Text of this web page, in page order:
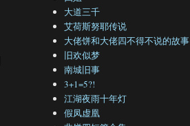
大道三千
艾荷斯努耶传说
大佬饼和大佬四不得不说的故事
旧欢似梦
南城旧事
3+1=5?!
江湖夜雨十年灯
假凤虚凰